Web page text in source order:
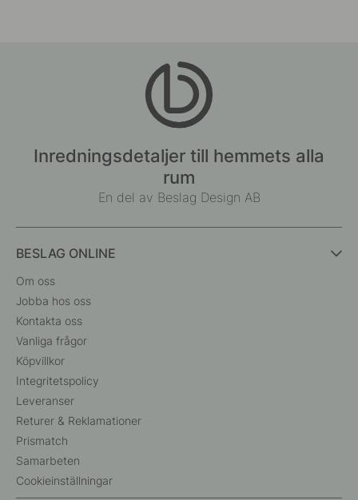
Inredningsdetaljer till hemmets alla
rum
En del av Beslag Design AB
BESLAG ONLINE
Om oss
Jobba hos oss
Kontakta oss
Vanliga frågor
Köpvillkor
Integritetspolicy
Leveranser
Returer & Reklamationer
Prismatch
Samarbeten
Cookieinställningar